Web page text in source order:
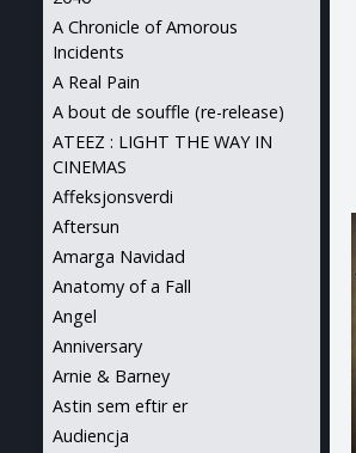
A Chronicle of Amorous
Incidents
A Real Pain
A bout de souffle (re-release)
ATEEZ : LIGHT THE WAY IN
CINEMAS
Affeksjonsverdi
Aftersun
Amarga Navidad
Anatomy of a Fall
Angel
Anniversary
Arnie & Barney
Astin sem eftir er
Audiencja